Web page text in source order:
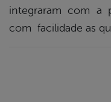
integraram com a
com facilidade as